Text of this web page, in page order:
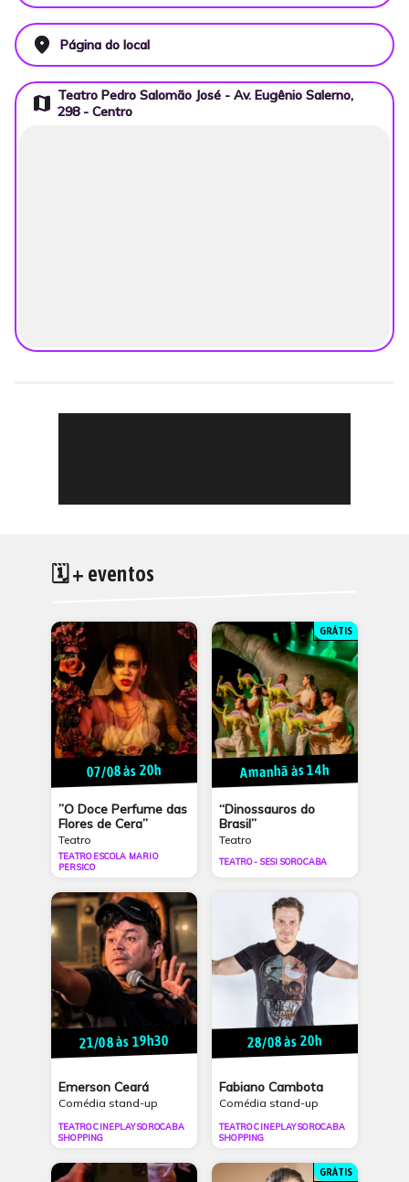
place Página do local
map Teatro Pedro Salomão José - Av. Eugênio Salerno,
298 - Centro
🗓 + eventos
07/08 às 20h
”O Doce Perfume das
Flores de Cera”
Teatro
TEATRO ESCOLA MARIO
PERSICO
GRÁTIS
Amanhã às 14h
“Dinossauros do
Brasil”
Teatro
TEATRO - SESI SOROCABA
21/08 às 19h30
Emerson Ceará
Comédia stand-up
TEATRO CINEPLAY SOROCABA
SHOPPING
28/08 às 20h
Fabiano Cambota
Comédia stand-up
TEATRO CINEPLAY SOROCABA
SHOPPING
GRÁTIS